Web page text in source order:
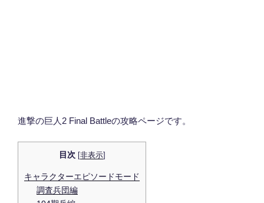
進撃の巨人2 Final Battleの攻略ページです。
目次 [非表示]
キャラクターエピソードモード
調査兵団編